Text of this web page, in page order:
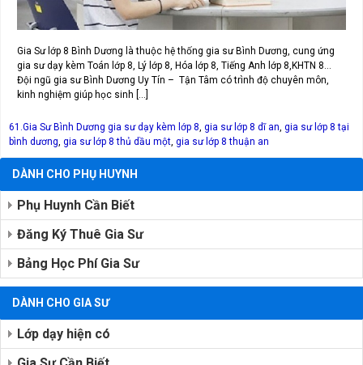
Gia Sư lớp 8 Bình Dương là thuộc hệ thống gia sư Bình Dương, cung ứng
gia sư dạy kèm Toán lớp 8, Lý lớp 8, Hóa lớp 8, Tiếng Anh lớp 8,KHTN 8…
Đội ngũ gia sư Bình Dương Uy Tín – Tận Tâm có trình độ chuyên môn,
kinh nghiệm giúp học sinh […]
61.Gia Sư Bình Dương gia sư dạy kèm lớp 8 gia sư lớp 8 dĩ an gia sư lớp 8 tại
bình dương gia sư lớp 8 thủ dầu một gia sư lớp 8 thuận an
DÀNH CHO PHỤ HUYNH
Phụ Huynh Cần Biết
Đăng Ký Thuê Gia Sư
Bảng Học Phí Gia Sư
DÀNH CHO GIA SƯ
Lớp dạy hiện có